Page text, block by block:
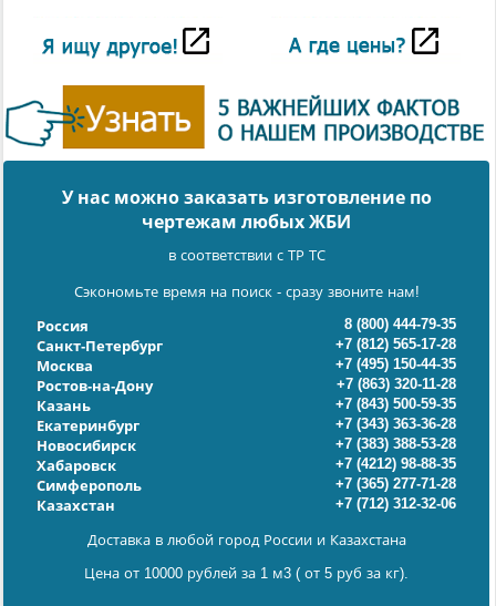
У нас можно заказать изготовление по
чертежам любых ЖБИ
в соответствии с ТР ТС
Сэкономьте время на поиск - сразу звоните нам!
Россия
8 (800) 444-79-35
Санкт-Петербург
+7 (812) 565-17-28
Москва
+7 (495) 150-44-35
Ростов-на-Дону
+7 (863) 320-11-28
Казань
+7 (843) 500-59-35
Екатеринбург
+7 (343) 363-36-28
Новосибирск
+7 (383) 388-53-28
Хабаровск
+7 (4212) 98-88-35
Симферополь
+7 (365) 277-71-28
Казахстан
+7 (712) 312-32-06
Доставка в любой город России и Казахстана
Цена от 10000 рублей за 1 м3 ( от 5 руб за кг).